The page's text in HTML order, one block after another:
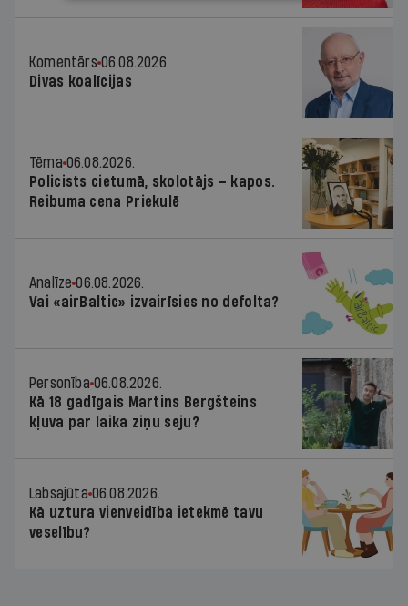
Komentārs 06.08.2026.
Divas koalīcijas
Tēma 06.08.2026.
Policists cietumā, skolotājs – kapos.
Reibuma cena Priekulē
Analīze 06.08.2026.
Vai «airBaltic» izvairīsies no defolta?
Personība 06.08.2026.
Kā 18 gadīgais Martins Bergšteins
kļuva par laika ziņu seju?
Labsajūta 06.08.2026.
Kā uztura vienveidība ietekmē tavu
veselību?